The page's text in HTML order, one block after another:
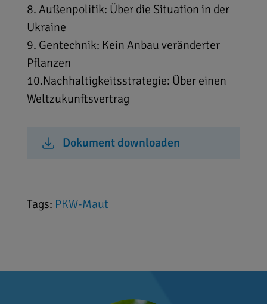
8. Außenpolitik: Über die Situation in der
Ukraine
9. Gentechnik: Kein Anbau veränderter
Pflanzen
10.Nachhaltigkeitsstrategie: Über einen
Weltzukunftsvertrag
Dokument downloaden
Tags: PKW-Maut